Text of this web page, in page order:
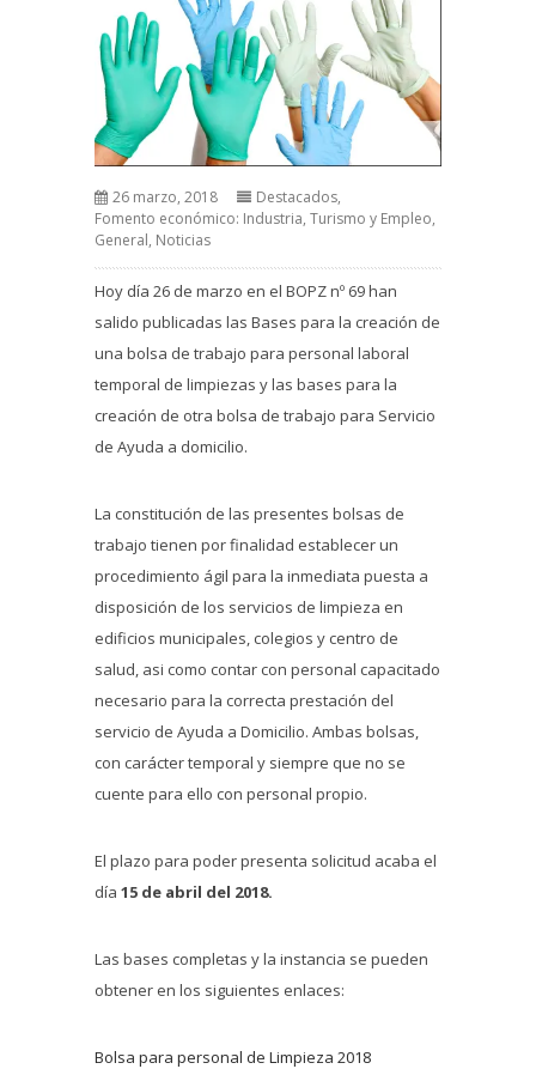
26 marzo, 2018 Destacados,
Fomento económico: Industria, Turismo y Empleo,
General, Noticias
Hoy día 26 de marzo en el BOPZ nº 69 han
salido publicadas las Bases para la creación de
una bolsa de trabajo para personal laboral
temporal de limpiezas y las bases para la
creación de otra bolsa de trabajo para Servicio
de Ayuda a domicilio.
La constitución de las presentes bolsas de
trabajo tienen por finalidad establecer un
procedimiento ágil para la inmediata puesta a
disposición de los servicios de limpieza en
edificios municipales, colegios y centro de
salud, asi como contar con personal capacitado
necesario para la correcta prestación del
servicio de Ayuda a Domicilio. Ambas bolsas,
con carácter temporal y siempre que no se
cuente para ello con personal propio.
El plazo para poder presenta solicitud acaba el
día 15 de abril del 2018.
Las bases completas y la instancia se pueden
obtener en los siguientes enlaces:
Bolsa para personal de Limpieza 2018